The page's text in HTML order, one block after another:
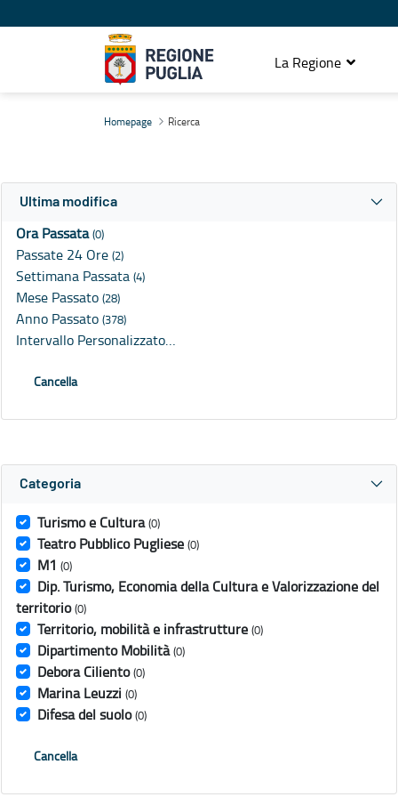
La Regione
Homepage Ricerca
Ultima modifica
Ora Passata(0)
Passate 24 Ore (2)
Settimana Passata (4)
Mese Passato (28)
Anno Passato (378)
Intervallo Personalizzato…
Cancella
Categoria
Turismo e Cultura (0)
Teatro Pubblico Pugliese (0)
M1 (0)
Dip. Turismo, Economia della Cultura e Valorizzazione del
territorio (0)
Territorio, mobilità e infrastrutture (0)
Dipartimento Mobilità (0)
Debora Ciliento (0)
Marina Leuzzi (0)
Difesa del suolo (0)
Cancella